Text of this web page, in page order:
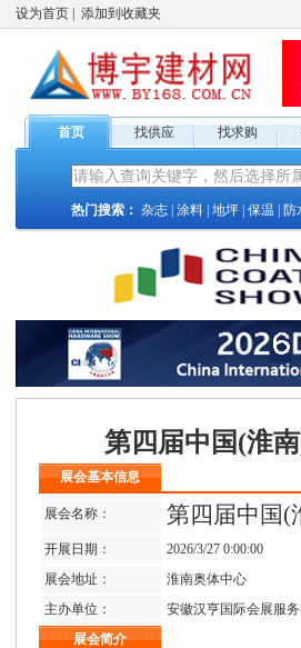
设为首页 添加到收藏夹
首页 找供应 找求购
热门搜索： 杂志 涂料 地坪 保温 防
第四届中国(淮
展会基本信息
展会名称： 第四届中国(
开展日期：
2026/3/27 0:00:00
展会地址：
淮南奥体中心
主办单位：
安徽汉亨国际会展服务
展会简介